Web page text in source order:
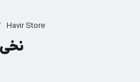
Havir Store
نخی